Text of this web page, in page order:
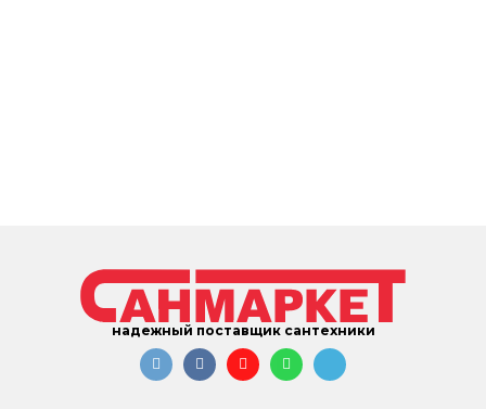
надежный поставщик сантехники